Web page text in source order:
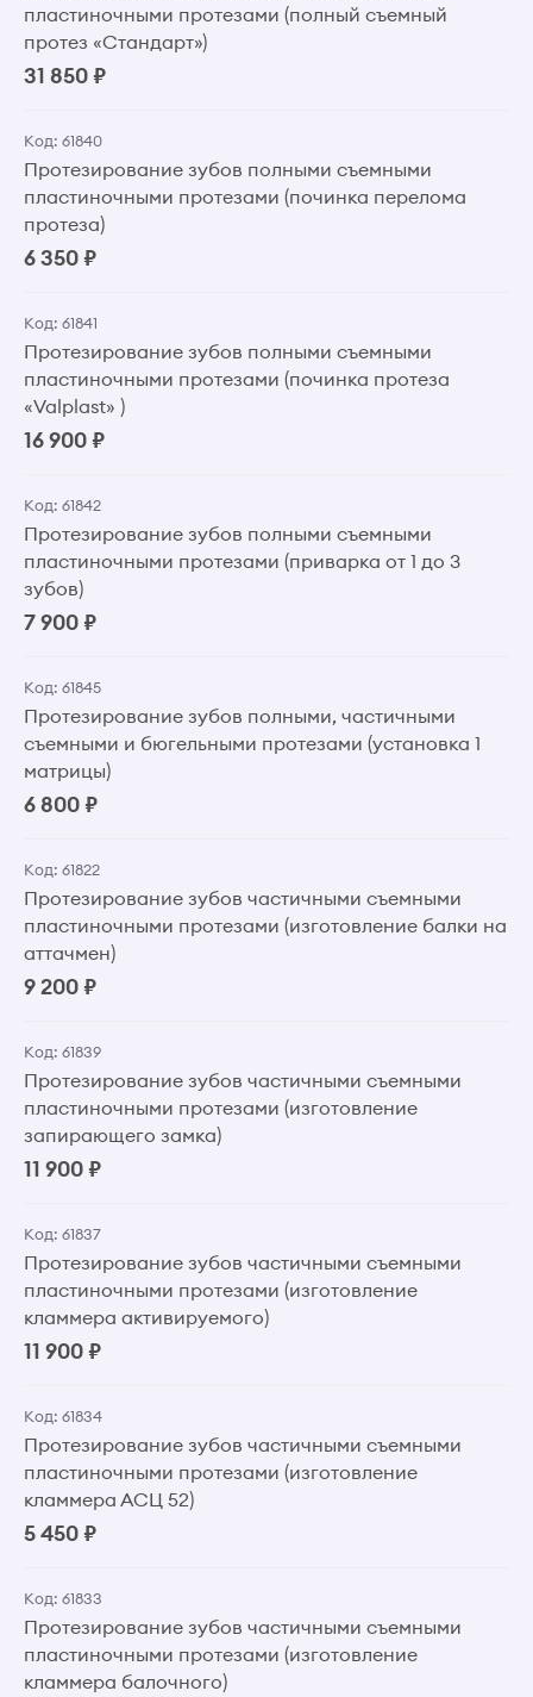
пластиночными протезами (полный съемный
протез «Стандарт»)
31 850 ₽
Код: 61840
Протезирование зубов полными съемными
пластиночными протезами (починка перелома
протеза)
6 350 ₽
Код: 61841
Протезирование зубов полными съемными
пластиночными протезами (починка протеза
«Valplast» )
16 900 ₽
Код: 61842
Протезирование зубов полными съемными
пластиночными протезами (приварка от 1 до 3
зубов)
7 900 ₽
Код: 61845
Протезирование зубов полными, частичными
съемными и бюгельными протезами (установка 1
матрицы)
6 800 ₽
Код: 61822
Протезирование зубов частичными съемными
пластиночными протезами (изготовление балки на
аттачмен)
9 200 ₽
Код: 61839
Протезирование зубов частичными съемными
пластиночными протезами (изготовление
запирающего замка)
11 900 ₽
Код: 61837
Протезирование зубов частичными съемными
пластиночными протезами (изготовление
кламмера активируемого)
11 900 ₽
Код: 61834
Протезирование зубов частичными съемными
пластиночными протезами (изготовление
кламмера АСЦ 52)
5 450 ₽
Код: 61833
Протезирование зубов частичными съемными
пластиночными протезами (изготовление
кламмера балочного)